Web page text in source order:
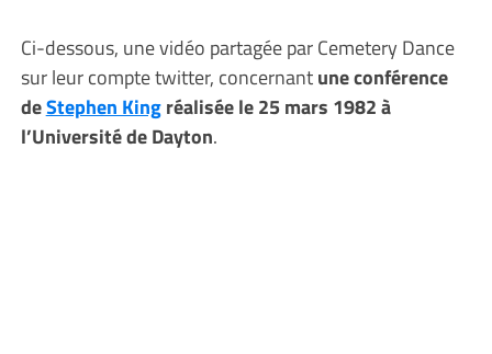
Ci-dessous, une vidéo partagée par Cemetery Dance
sur leur compte twitter, concernantune conférence
deStephen Kingréalisée le 25 mars 1982 à
l’Université de Dayton.